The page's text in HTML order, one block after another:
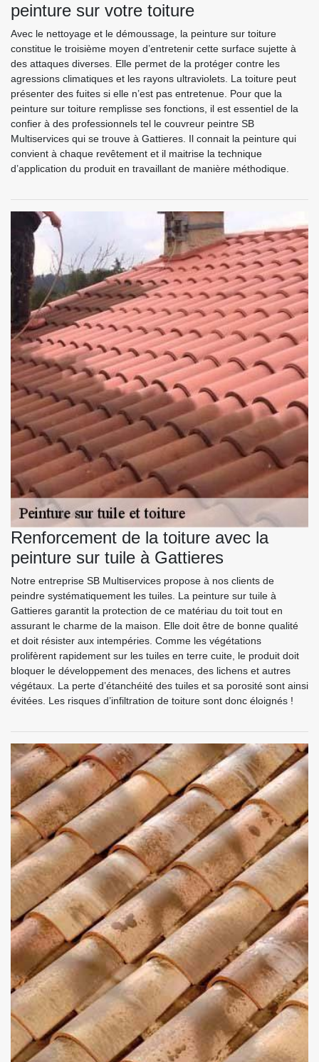
peinture sur votre toiture
Avec le nettoyage et le démoussage, la peinture sur toiture
constitue le troisième moyen d’entretenir cette surface sujette à
des attaques diverses. Elle permet de la protéger contre les
agressions climatiques et les rayons ultraviolets. La toiture peut
présenter des fuites si elle n’est pas entretenue. Pour que la
peinture sur toiture remplisse ses fonctions, il est essentiel de la
confier à des professionnels tel le couvreur peintre SB
Multiservices qui se trouve à Gattieres. Il connait la peinture qui
convient à chaque revêtement et il maitrise la technique
d’application du produit en travaillant de manière méthodique.
Renforcement de la toiture avec la
peinture sur tuile à Gattieres
Notre entreprise SB Multiservices propose à nos clients de
peindre systématiquement les tuiles. La peinture sur tuile à
Gattieres garantit la protection de ce matériau du toit tout en
assurant le charme de la maison. Elle doit être de bonne qualité
et doit résister aux intempéries. Comme les végétations
prolifèrent rapidement sur les tuiles en terre cuite, le produit doit
bloquer le développement des menaces, des lichens et autres
végétaux. La perte d’étanchéité des tuiles et sa porosité sont ainsi
évitées. Les risques d’infiltration de toiture sont donc éloignés !